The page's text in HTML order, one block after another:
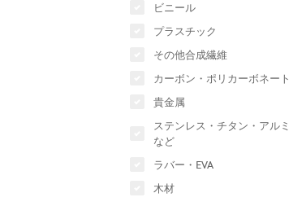
ビニール
プラスチック
その他合成繊維
カーボン・ポリカーボネート
貴金属
ステンレス・チタン・アルミ
など
ラバー・EVA
木材